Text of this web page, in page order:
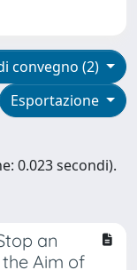
convegno (2)
Esportazione
0.023 secondi).
an
Aim of